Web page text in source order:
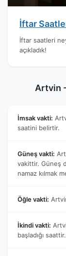
İftar
İftar saatleri
açıkladık!
Artvin
İmsak vakti:
saatini belirtir.
Güneş vakti:
vakittir. Güneş
namaz kılmak
Öğle vakti:
İkindi vakti:
başladığı saattir.